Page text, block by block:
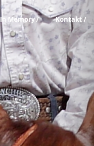
In Memory / Kontakt /